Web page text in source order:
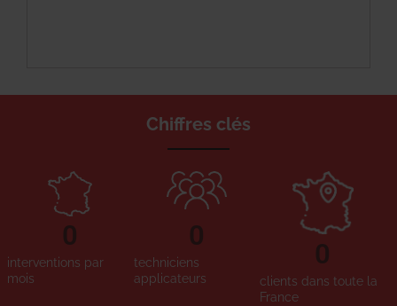
Chiffres clés
interventions par
mois
0
techniciens
applicateurs
0
clients dans toute la
France
0